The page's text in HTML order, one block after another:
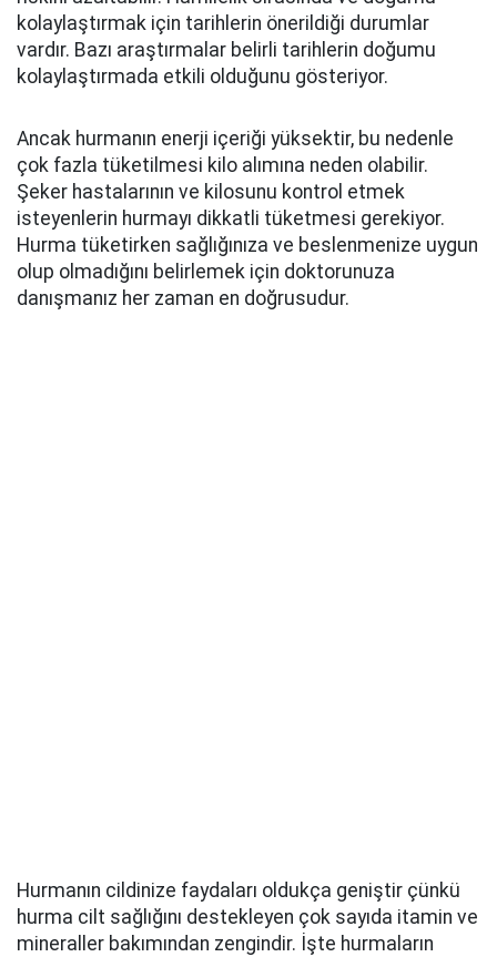
kolaylaştırmak için tarihlerin önerildiği durumlar
vardır. Bazı araştırmalar belirli tarihlerin doğumu
kolaylaştırmada etkili olduğunu gösteriyor.
Ancak hurmanın enerji içeriği yüksektir, bu nedenle
çok fazla tüketilmesi kilo alımına neden olabilir.
Şeker hastalarının ve kilosunu kontrol etmek
isteyenlerin hurmayı dikkatli tüketmesi gerekiyor.
Hurma tüketirken sağlığınıza ve beslenmenize uygun
olup olmadığını belirlemek için doktorunuza
danışmanız her zaman en doğrusudur.
Hurmanın cildinize faydaları oldukça geniştir çünkü
hurma cilt sağlığını destekleyen çok sayıda itamin ve
mineraller bakımından zengindir. İşte hurmaların